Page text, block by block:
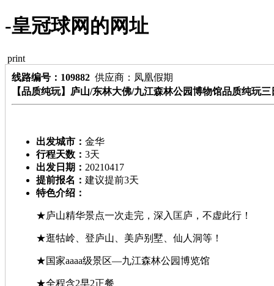
-皇冠球网的网址
print
线路编号：109882 供应商：凤凰假期
【品质纯玩】庐山/东林大佛/九江森林公园博物馆品质纯玩
出发城市： 金华
行程天数： 3天
出发日期： 20210417
提前报名： 建议提前3天
特色介绍：
★庐山精华景点一次走完，深入匡庐，不虚此行！
★逛牯岭、登庐山、美庐别墅、仙人洞等！
★国家aaaa级景区—九江森林公园博览馆
★全程含2早2正餐